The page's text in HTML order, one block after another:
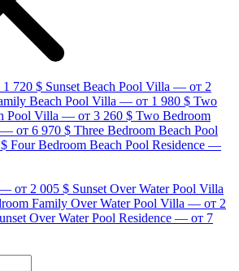
720 $ Sunset Beach Pool Villa — от 2
Beach Pool Villa — от 1 980 $ Two
Pool Villa — от 3 260 $ Two Bedroom
— от 6 970 $ Three Bedroom Beach Pool
Four Bedroom Beach Pool Residence —
от 2 005 $ Sunset Over Water Pool Villa
Family Over Water Pool Villa — от 2
Over Water Pool Residence — от 7